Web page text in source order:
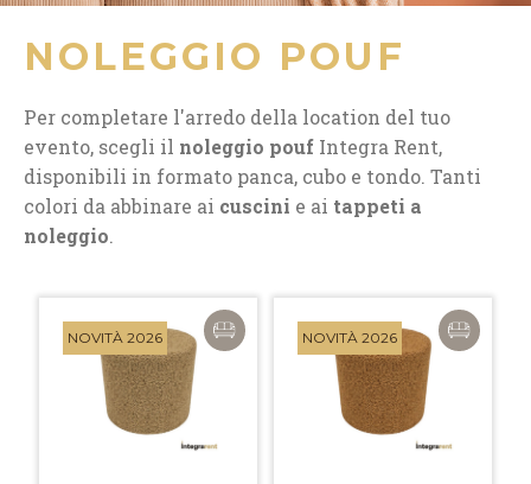
NOLEGGIO POUF
Per completare l'arredo della location del tuo
evento, scegli il noleggio pouf Integra Rent,
disponibili in formato panca, cubo e tondo. Tanti
colori da abbinare ai cuscini e ai tappeti a
noleggio.
NOVITÀ 2026 NOVITÀ 2026